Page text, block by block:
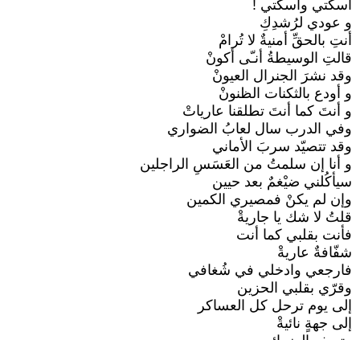
اسكتي واسكتي !
و عودي لرُشدِكِ
أنتِ بالحقِّ أمنيةٌ لا تُرامْ
قالتِ الوسيطةُ أنـّى أكونْ
وقد نشرَ الجنرال العيونْ
و أودع بالثكنات الظنونْ
و أنتَ كما أنتَ تطلقنا عارياتْ
وفي الدرب سال لعابُ الضواري
وقد تتصيّد سربَ الأماني
و أنا إن سلمتُ من العَسَسِ الراجلين
سيأكُلني ضيْغمٌ بعد حيين
وإن لم يكنْ فمصيري الكمين
قلتُ لا شك يا جاريةْ
فأنت بقلبي كما أنت
شفّافةٌ عاريةْ
فارجعي وادخلي في شُغافي
وقرّي بقلبي الحزين
إلى يوم ترحل كل العساكر
إلى جهةٍ نائيةْ